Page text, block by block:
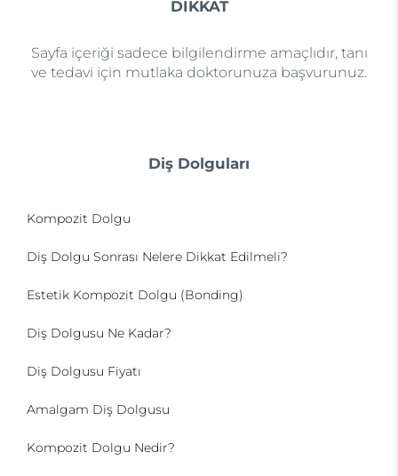
DİKKAT
Sayfa içeriği sadece bilgilendirme amaçlıdır, tanı
ve tedavi için mutlaka doktorunuza başvurunuz.
Diş Dolguları
Kompozit Dolgu
Diş Dolgu Sonrası Nelere Dikkat Edilmeli?
Estetik Kompozit Dolgu (Bonding)
Diş Dolgusu Ne Kadar?
Diş Dolgusu Fiyatı
Amalgam Diş Dolgusu
Kompozit Dolgu Nedir?